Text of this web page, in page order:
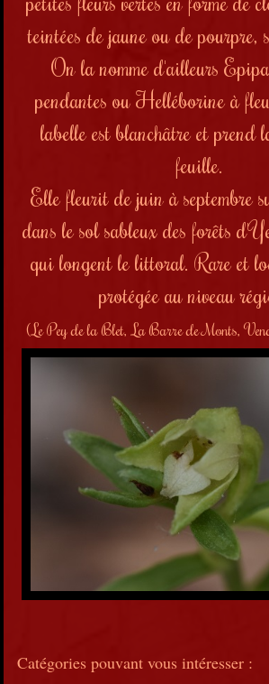
teintées de jaune ou de pourpre,
On la nomme d'ailleurs
pendantes ou Helléborine à
labelle est blanchâtre et prend
feuille.
Elle fleurit de juin à septembre
dans le sol sableux des forêts
qui longent le littoral. Rare et
protégée au niveau
(Le Pey de la Blet, La Barre de Monts,
Catégories pouvant vous intéresser :